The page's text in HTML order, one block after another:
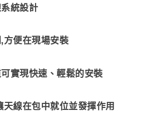
統設計
方便在現場安裝
實現快速、輕鬆的安裝
天線在包中就位並發揮作用